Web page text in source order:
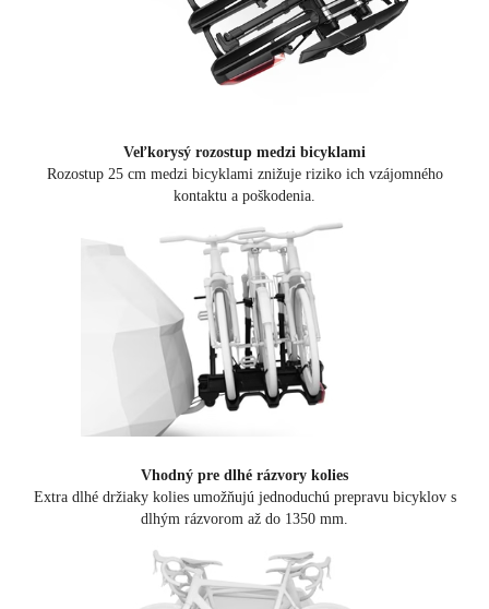
Veľkorysý rozostup medzi bicyklami
Rozostup 25 cm medzi bicyklami znižuje riziko ich vzájomného
kontaktu a poškodenia.
Vhodný pre dlhé rázvory kolies
Extra dlhé držiaky kolies umožňujú jednoduchú prepravu bicyklov s
dlhým rázvorom až do 1350 mm.